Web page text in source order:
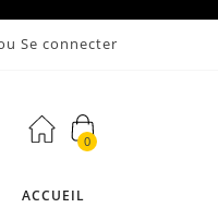
Se connecter
0
ACCUEIL